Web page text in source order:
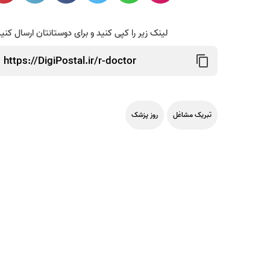
لینک زیر را کپی کنید و برای دوستانتان ارسال
تبریک مشاغل روز پزشک